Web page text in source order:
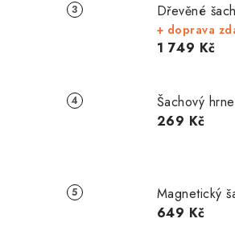
Dřevěné
+ doprava
1 749 Kč
Šachový
269 Kč
Magnetický
649 Kč